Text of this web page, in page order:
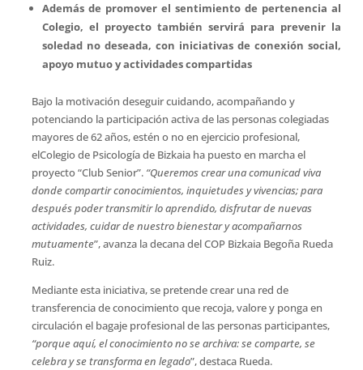
Además de promover el sentimiento de pertenencia al
Colegio, el proyecto también servirá para prevenir la
soledad no deseada, con iniciativas de conexión social,
apoyo mutuo y actividades compartidas
Bajo la motivación deseguir cuidando, acompañando y
potenciando la participación activa de las personas colegiadas
mayores de 62 años, estén o no en ejercicio profesional,
elColegio de Psicología de Bizkaia ha puesto en marcha el
proyecto “Club Senior”. “Queremoscrear una comunicad viva
donde compartir conocimientos, inquietudes y vivencias; para
después poder transmitir lo aprendido, disfrutar de nuevas
actividades, cuidar de nuestro bienestar y acompañarnos
mutuamente”, avanza la decana del COP Bizkaia Begoña Rueda
Ruiz.
Mediante esta iniciativa, se pretende crear una red de
transferencia de conocimiento que recoja, valore y ponga en
circulación el bagaje profesional de las personas participantes,
“porque aquí, el conocimiento no se archiva: se comparte, se
celebra y se transforma en legado”, destaca Rueda.